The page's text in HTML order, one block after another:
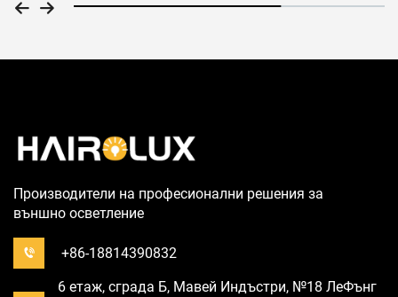
Производители на професионални решения за
външно осветление
+86-18814390832
6 етаж, сграда Б, Мавей Индъстри, №18 ЛеФънг